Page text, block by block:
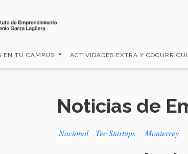
EN TU CAMPUS ACTIVIDADES EXTRA Y
Noticias de
Nacional Tec Startups Monterrey